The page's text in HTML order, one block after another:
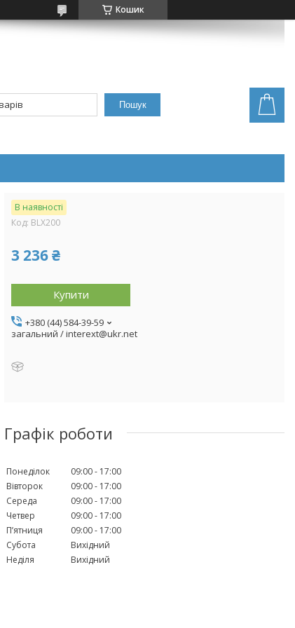
Кошик
Пошук
В наявності
Код: BLХ200
3 236 ₴
Купити
+380 (44) 584-39-59
загальний / interext@ukr.net
Графік роботи
Понеділок 09:00
17:00
Вівторок
09:00
17:00
Середа
09:00
17:00
Четвер
09:00
17:00
Пʼятниця
09:00
17:00
Субота
Вихідний
Неділя
Вихідний